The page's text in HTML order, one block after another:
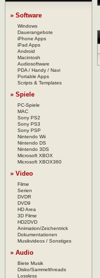
» Software
Windows
Dauerangebote
iPhone Apps
iPad Apps
Android
Macintosh
Audiosoftware
PDA / Handy / Navi
Portable Apps
Scripts & Templates
» Spiele
PC-Spiele
MAC
Sony PS2
Sony PS3
Sony PSP
Nintendo Wii
Nintendo DS
Nintendo 3DS
Microsoft XBOX
Microsoft XBOX360
» Video
Filme
Serien
DVDR
DVD9
HD Area
3D Filme
HD2DVD
Animation/Zeichentrick
Dokumentationen
Musikvideos / Sonstiges
» Audio
Biete Musik
Disko/Sammelthreads
Lossless